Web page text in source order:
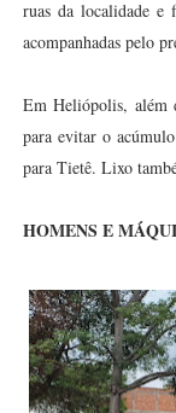
ruas da localidade e
acompanhadas pelo
Em Heliópolis, além
para evitar o
para Tietê. Lixo
HOMENS E